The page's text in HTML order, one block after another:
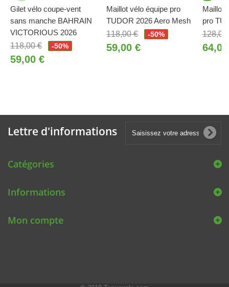
Gilet vélo coupe-vent
sans manche BAHRAIN
VICTORIOUS 2026
118,00 €
-50%
59,00 €
Maillot vélo équipe pro
TUDOR 2026 Aero Mesh
118,00 €
-50%
59,00 €
Maillot
pro
128,00
Lettre d'informations
Catégories
Informations
Mon compte